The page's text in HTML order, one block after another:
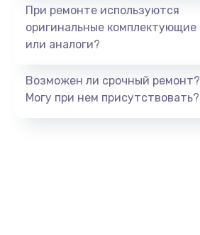
1645 руб.
Заказать
1290 руб.
При ремонте используются
оригинальные комплектующие
или аналоги?
Возможен ли срочный ремонт?
Могу при нем присутствовать?